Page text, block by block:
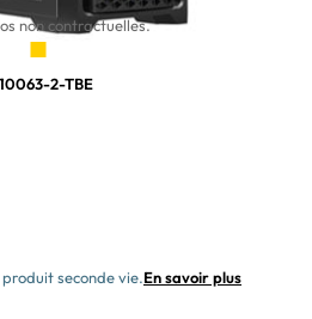
non contractuelles.
2-TBE
seconde vie.En savoir plus